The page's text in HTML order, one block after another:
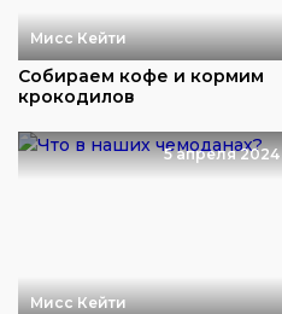
Мисс Кейти
Cобираем кофе и кормим
крокодилов
5 апреля 2024
Мисс Кейти